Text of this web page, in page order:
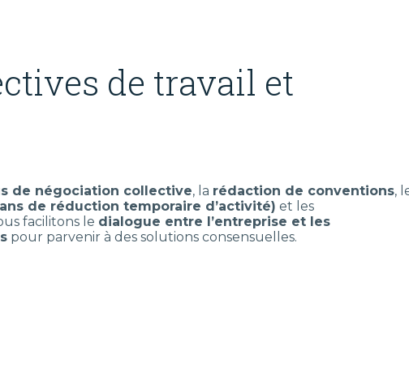
de travail et
de négociation collective, la rédaction de conventions,
de réduction temporaire d’activité) et les
facilitons le dialogue entre l’entreprise et les
pour parvenir à des solutions consensuelles.